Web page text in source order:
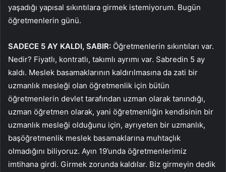
yaşadığı yapısal sıkıntılara girmek istemiyorum. Bugün
öğretmenlerin günü.
SADECE 5 AY KALDI, SABIR: Öğretmenlerin sıkıntıları var.
Nedir? Fiyatlı, kontratlı, takımlı ayrımı var. Sabredin 5 ay
kaldı. Meslek basamaklarının kaldırılmasına da zati bir
uzmanlık mesleği olan öğretmenlik için bütün
öğretmenlerin devlet tarafından uzman olarak tanındığı,
uzman öğretmen olarak, yani öğretmenliğin kendisinin bir
uzmanlık mesleği olduğunu için, ayrıyeten bir uzmanlık,
başöğretmenlik meslek basamaklarına muhtaçlık
olmadığını biliyoruz. Ayın 19’unda öğretmenlerimiz
imtihana girdi. Girmek zorunda kaldılar. Biz girmeyin dedik